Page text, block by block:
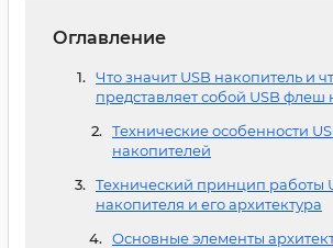
Оглавление
Что значит USB накопитель и
представляет собой USB флеш
Технические особенности
накопителей
Технический принцип работы
накопителя и его архитектура
Основные элементы